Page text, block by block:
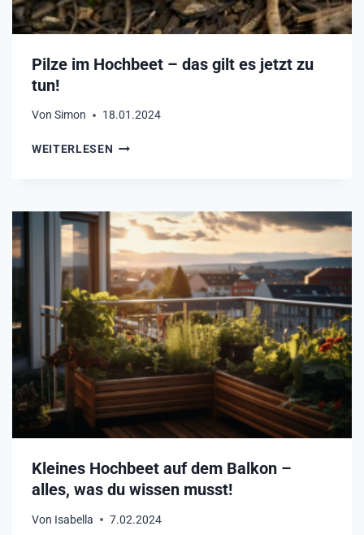
Pilze im Hochbeet – das gilt es jetzt zu
tun!
Von Simon 18.01.2024
WEITERLESEN P
E
I
M
H
O
C
H
B
E
T
D
A
G
I
T
Kleines Hochbeet auf dem Balkon –
alles, was du wissen musst!
Von Isabella 7.02.2024